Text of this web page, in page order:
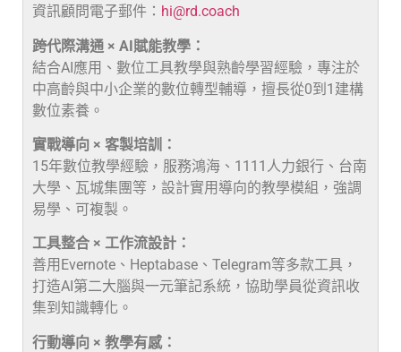
資訊顧問電子郵件： hi@rd.coach
跨代際溝通 × AI賦能教學：
結合AI應用、數位工具教學與熟齡學習經驗，專注於
中高齡與中小企業的數位轉型輔導，擅長從0到1建構
數位素養。
實戰導向 × 客製培訓：
15年數位教學經驗，服務鴻海、1111人力銀行、台南
大學、瓦城集團等，設計實用導向的教學模組，強調
易學、可複製。
工具整合 × 工作流設計：
善用Evernote、Heptabase、Telegram等多款工具，
打造AI第二大腦與一元筆記系統，協助學員從資訊收
集到知識轉化。
行動導向 × 教學有感：